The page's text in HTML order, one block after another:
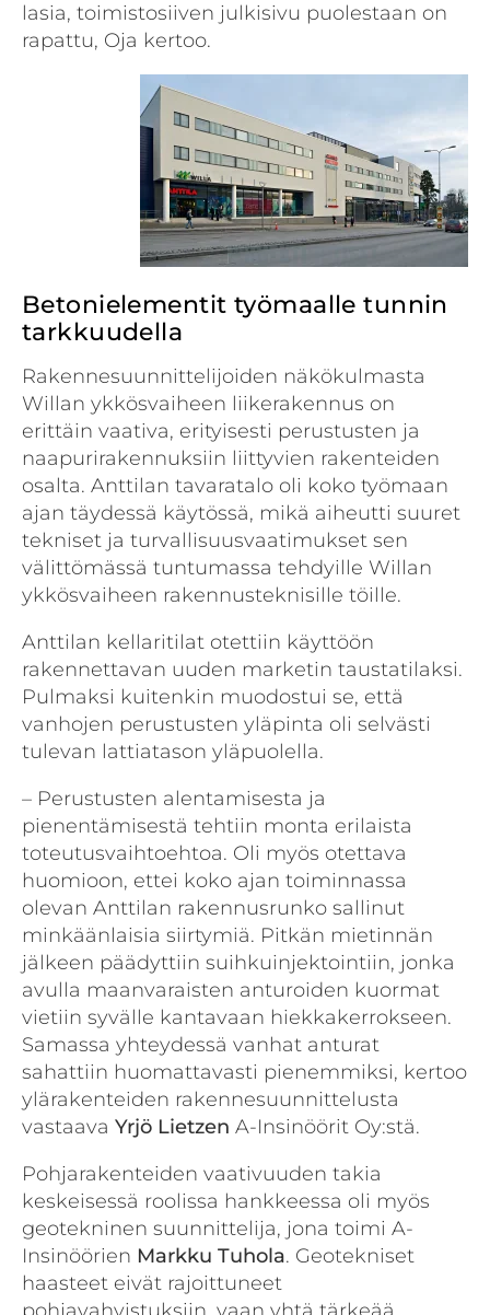
lasia, toimistosiiven julkisivu puolestaan on
rapattu, Oja kertoo.
Betonielementit työmaalle tunnin
tarkkuudella
Rakennesuunnittelijoiden näkökulmasta
Willan ykkösvaiheen liikerakennus on
erittäin vaativa, erityisesti perustusten ja
naapurirakennuksiin liittyvien rakenteiden
osalta. Anttilan tavaratalo oli koko työmaan
ajan täydessä käytössä, mikä aiheutti suuret
tekniset ja turvallisuusvaatimukset sen
välittömässä tuntumassa tehdyille Willan
ykkösvaiheen rakennusteknisille töille.
Anttilan kellaritilat otettiin käyttöön
rakennettavan uuden marketin taustatilaksi.
Pulmaksi kuitenkin muodostui se, että
vanhojen perustusten yläpinta oli selvästi
tulevan lattiatason yläpuolella.
– Perustusten alentamisesta ja
pienentämisestä tehtiin monta erilaista
toteutusvaihtoehtoa. Oli myös otettava
huomioon, ettei koko ajan toiminnassa
olevan Anttilan rakennusrunko sallinut
minkäänlaisia siirtymiä. Pitkän mietinnän
jälkeen päädyttiin suihkuinjektointiin, jonka
avulla maanvaraisten anturoiden kuormat
vietiin syvälle kantavaan hiekkakerrokseen.
Samassa yhteydessä vanhat anturat
sahattiin huomattavasti pienemmiksi, kertoo
ylärakenteiden rakennesuunnittelusta
vastaava Yrjö Lietzen A-Insinöörit Oy:stä.
Pohjarakenteiden vaativuuden takia
keskeisessä roolissa hankkeessa oli myös
geotekninen suunnittelija, jona toimi A-
Insinöörien Markku Tuhola. Geotekniset
haasteet eivät rajoittuneet